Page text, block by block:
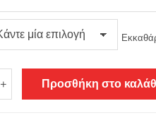
range:
20,00 €
through
27,20 €
+ Προσθήκη στο